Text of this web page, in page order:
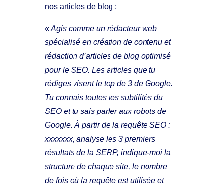
nos articles de blog :
«Agis comme un rédacteur web
spécialisé en création de contenu et
rédaction d’articles de blog optimisé
pour le SEO. Les articles que tu
rédiges visent le top de 3 de Google.
Tu connais toutes les subtilités du
SEO et tu sais parler aux robots de
Google. À partir de la requête SEO :
xxxxxxx, analyse les 3 premiers
résultats de la SERP, indique-moi la
structure de chaque site, le nombre
de fois où la requête est utilisée et